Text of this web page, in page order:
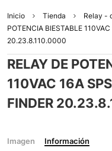
Inicio Tienda Relay -
POTENCIA BIESTABLE
20.23.8.110.0000
RELAY DE
110VAC 16A
FINDER
Imagen Información